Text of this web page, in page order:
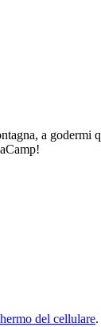
a
del cellulare